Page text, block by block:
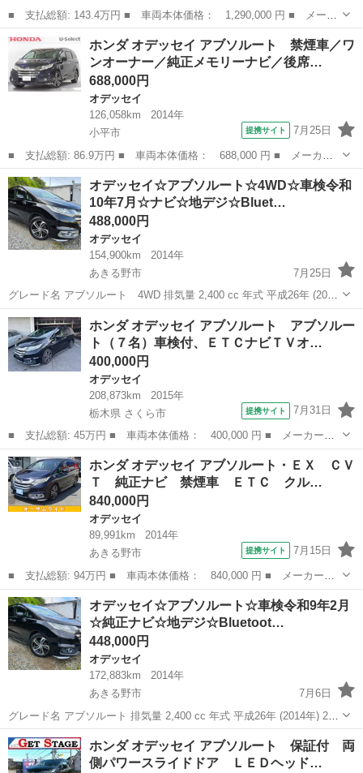
■ 支払総額: 143.4万円 ■ 車両本体価格： 1,290,000 円 ■ メーカ
ー名： ホンダ ■ 車種名： オデッセイ ■ グレード名： アブソ
ルート 保証 まごころ保証 １年間・走行距離無制限付き・ナビ・
バックカ...
東京 立川市 オデッセイ
ホンダ オデッセイ アブソルート 禁煙車／ワ
ンオーナー／純正メモリーナビ／後席…
688,000円
オデッセイ
126,058km
2014年
小平市
提携サイト 7月25日
■ 支払総額: 86.9万円 ■ 車両本体価格： 688,000 円 ■ メーカー
名： ホンダ ■ 車種名： オデッセイ ■ グレード名： アブソル
ート 禁煙車／ワンオーナー／純正メモリーナビ／後席モニター／バ
ックカメラ／...
東京 小平市 オデッセイ
オデッセイ☆アブソルート☆4WD☆車検令和
10年7月☆ナビ☆地デジ☆Bluet…
488,000円
オデッセイ
154,900km
2014年
あきる野市
7月25日
グレード名 アブソルート 4WD 排気量 2,400 cc 年式 平成26年 (2014
年) 5月 輸入車モデル年式 - 走行距離 154,900 km 走行距離の状態 実走
行 色系統 クロ系 色...
東京 あきる野市 オデッセイ 車両
ホンダ オデッセイ アブソルート アブソルー
ト（７名）車検付、ＥＴＣナビＴＶオ…
400,000円
オデッセイ
208,873km
2015年
栃木県 さくら市
提携サイト 7月31日
■ 支払総額: 45万円 ■ 車両本体価格： 400,000 円 ■ メーカー
名： ホンダ ■ 車種名： オデッセイ ■ グレード名： アブソル
ート アブソルート（７名）車検付、ＥＴＣナビＴＶオートクルーズ
コントロール レ...
栃木 さくら市 オデッセイ
ホンダ オデッセイ アブソルート・ＥＸ ＣＶ
Ｔ 純正ナビ 禁煙車 ＥＴＣ クル…
840,000円
オデッセイ
89,991km
2014年
あきる野市
提携サイト 7月15日
■ 支払総額: 94万円 ■ 車両本体価格： 840,000 円 ■ メーカー
名： ホンダ ■ 車種名： オデッセイ ■ グレード名： アブソル
ート・ＥＸ ＣＶＴ 純正ナビ 禁煙車 ＥＴＣ クルーズコントロ
ール 両側電動ス...
東京 あきる野市 オデッセイ
オデッセイ☆アブソルート☆車検令和9年2月
☆純正ナビ☆地デジ☆Bluetoot…
448,000円
オデッセイ
172,883km
2014年
あきる野市
7月6日
グレード名 アブソルート 排気量 2,400 cc 年式 平成26年 (2014年) 2月
輸入車モデル年式 - 走行距離 172,883 km 走行距離の状態 実走行 色系
統 クロ系 色の名称 ...
東京 あきる野市 オデッセイ 車両
ホンダ オデッセイ アブソルート 保証付 両
側パワースライドドア ＬＥＤヘッド…